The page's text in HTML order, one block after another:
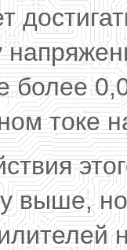
более
токе
выше,